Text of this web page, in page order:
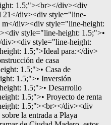
1.5;"><br></div><div
21</div><div style="line-
div><div style="line-height:
style="line-height: 1.5;">•
style="line-height:
1.5;">Ideal para:</div>
de casa
1.5;">• Casa de
1.5;">• Inversión
1.5;">• Desarrollo
1.5;">• Proyecto de renta
1.5;"><br></div><div
la entrada a Playa